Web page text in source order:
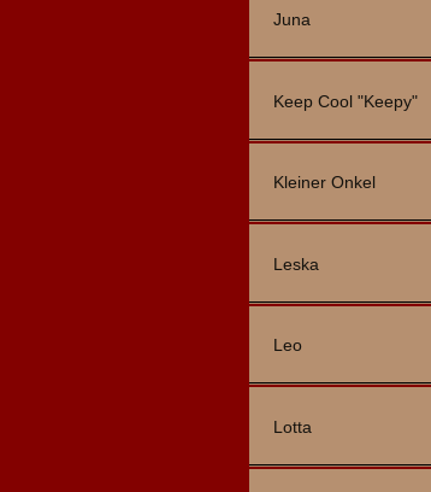
Juna
Keep Cool "Keepy"
Kleiner Onkel
Leska
Leo
Lotta